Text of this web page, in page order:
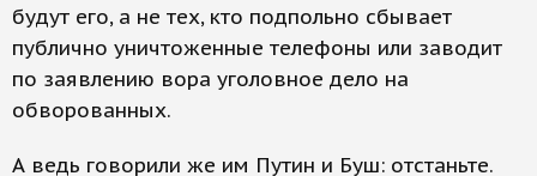
будут его, а не тех, кто подпольно сбывает
публично уничтоженные телефоны или заводит
по заявлению вора уголовное дело на
обворованных.
А ведь говорили же им Путин и Буш: отстаньте.